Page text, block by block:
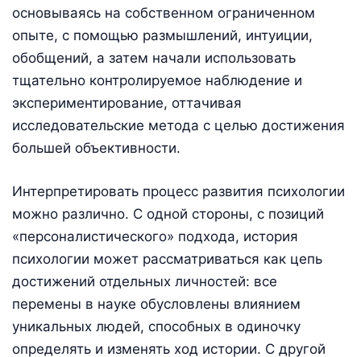
основываясь на собственном ограниченном
опыте, с помощью размышлений, интуиции,
обобщений, а затем начали использовать
тщательно контролируемое наблюдение и
экспериментирование, оттачивая
исследовательские метода с целью достижения
большей объективности.
Интерпретировать процесс развития психологии
можно различно. С одной стороны, с позиций
«персоналистического» подхода, история
психологии может рассматриваться как цепь
достижений отдельных личностей: все
перемены в науке обусловлены влиянием
уникальных людей, способных в одиночку
определять и изменять ход истории. С другой